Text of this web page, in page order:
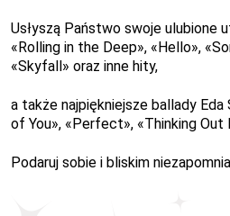
Usłyszą Państwo swoje ulubione
«Rolling in the Deep», «Hello»,
«Skyfall» oraz inne hity,
a także najpiękniejsze ballady Eda
of You», «Perfect», «Thinking Out
Podaruj sobie i bliskim